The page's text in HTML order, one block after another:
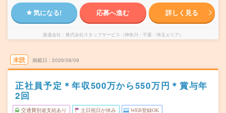
気になる! 応募へ進む 詳しく見る
派遣会社 株式会社スタッフサービス（神奈川・千葉・埼玉エリア）
未読 掲載日 2026/08/09
正社員予定＊年収500万から550万円＊賞与年
2回
交通費別途支給あり 土日祝日が休み WEB登録OK